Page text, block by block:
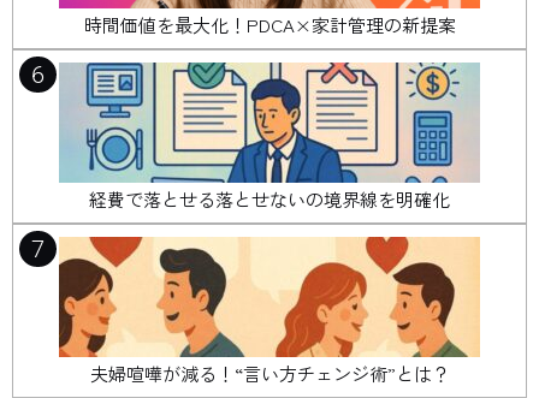
時間価値を最大化！PDCA×家計管理の新提案
6
経費で落とせる落とせないの境界線を明確化
7
夫婦喧嘩が減る！“言い方チェンジ術”とは？